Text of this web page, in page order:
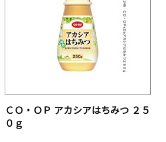
ＣＯ・ＯＰ アカシアはちみつ ２５
０ｇ